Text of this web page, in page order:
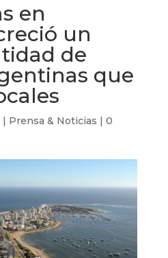
en
un
de
que
| Prensa & Noticias | 0